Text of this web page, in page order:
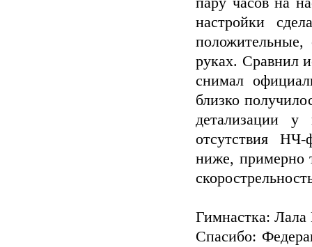
настройки
руках. Сравнил
снимал
близко
детализации
отсутствия НЧ-
ниже, примерно
Гимнастка: Лала
Спасибо: